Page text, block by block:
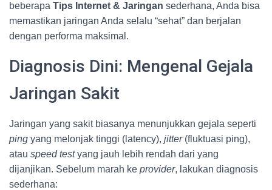
beberapa Tips Internet & Jaringan sederhana, Anda bisa
memastikan jaringan Anda selalu “sehat” dan berjalan
dengan performa maksimal.
Diagnosis Dini: Mengenal Gejala
Jaringan Sakit
Jaringan yang sakit biasanya menunjukkan gejala seperti
ping yang melonjak tinggi (latency), jitter(fluktuasi ping),
atau speed testyang jauh lebih rendah dari yang
dijanjikan. Sebelum marah ke provider, lakukan diagnosis
sederhana: